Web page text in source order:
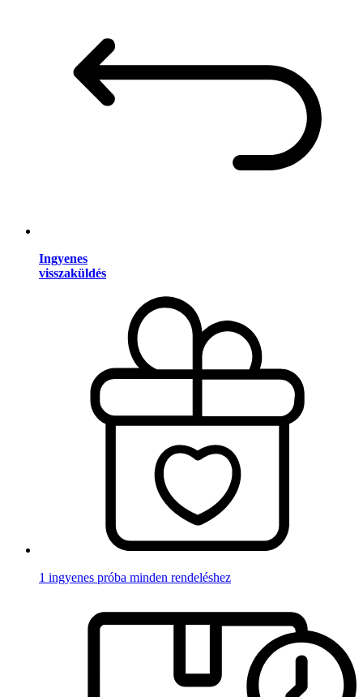
Ingyenes
visszaküldés
1 ingyenes próba minden rendeléshez